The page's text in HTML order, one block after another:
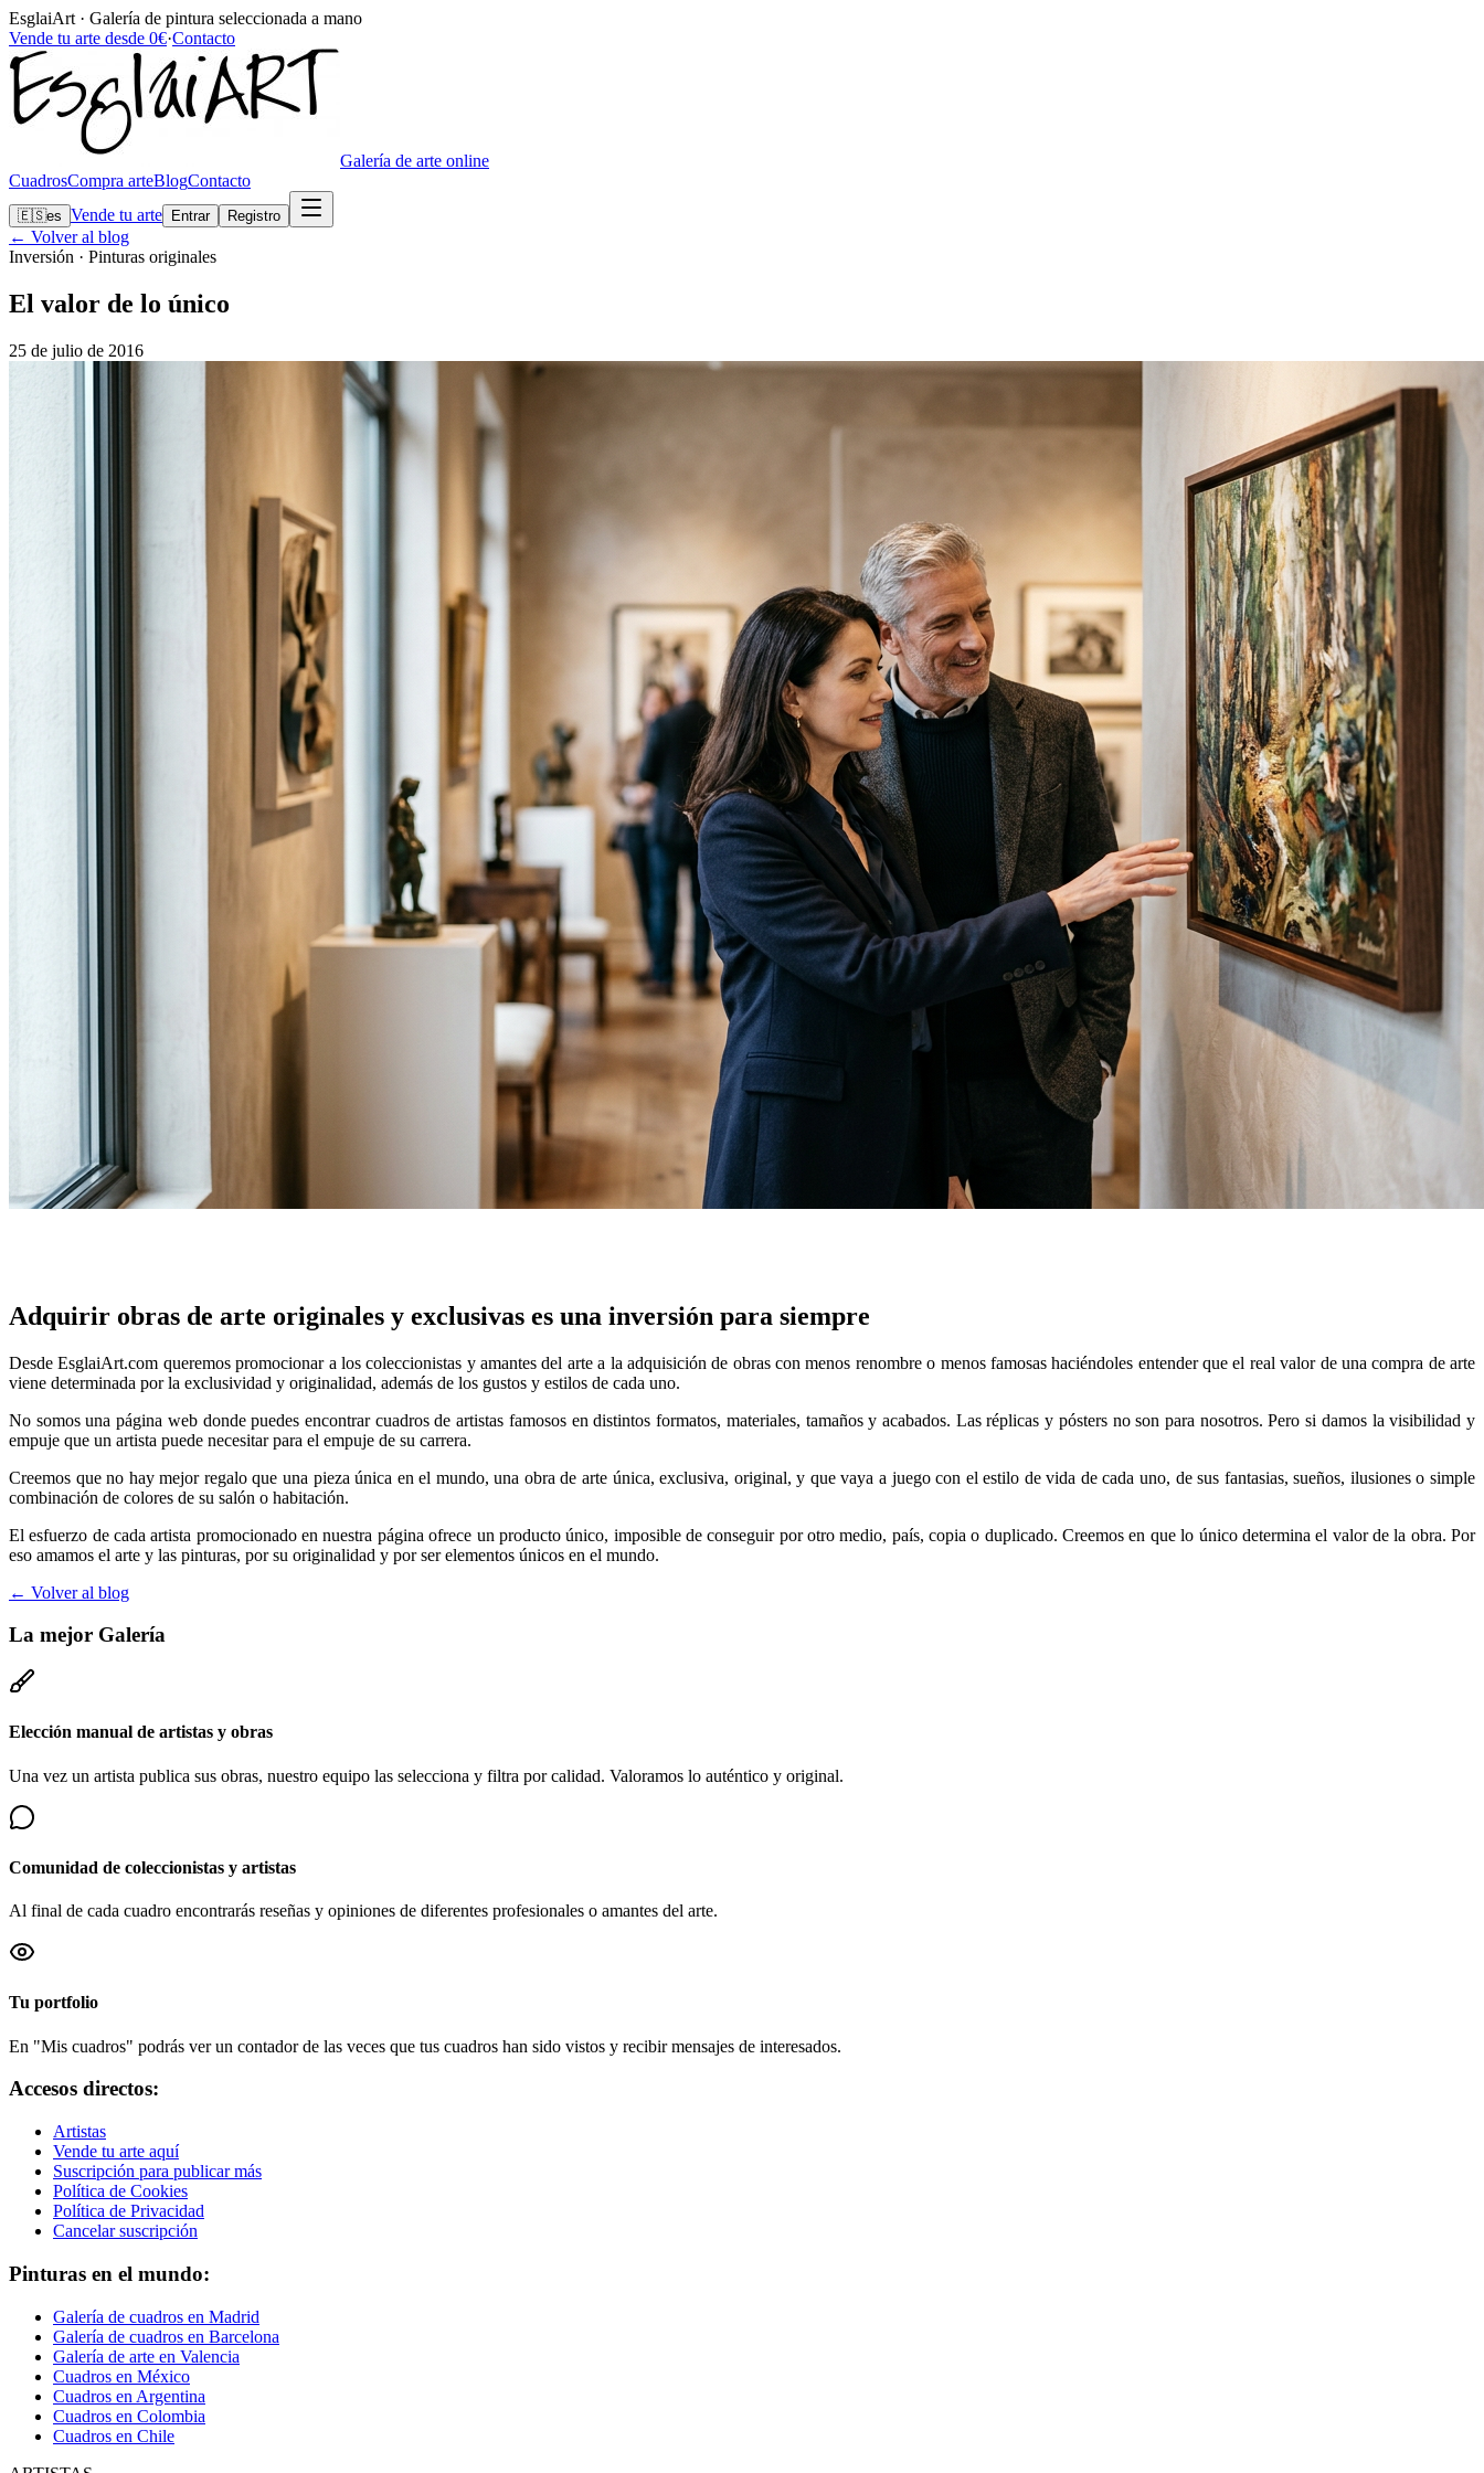
EsglaiArt · Galería de pintura seleccionada a mano
Vende tu arte desde 0€·Contacto
Galería de arte online
CuadrosCompra arteBlogContacto
🇪🇸es Vende tu arte Entrar Registro
← Volver al blog
Inversión · Pinturas originales
El valor de lo único
25 de julio de 2016
Adquirir obras de arte originales y exclusivas es una inversión para siempre
Desde EsglaiArt.com queremos promocionar a los coleccionistas y amantes del arte a la adquisición de obras con menos renombre o menos famosas haciéndoles entender que el real valor de una compra de arte
viene determinada por la exclusividad y originalidad, además de los gustos y estilos de cada uno.
No somos una página web donde puedes encontrar cuadros de artistas famosos en distintos formatos, materiales, tamaños y acabados. Las réplicas y pósters no son para nosotros. Pero si damos la visibilidad y
empuje que un artista puede necesitar para el empuje de su carrera.
Creemos que no hay mejor regalo que una pieza única en el mundo, una obra de arte única, exclusiva, original, y que vaya a juego con el estilo de vida de cada uno, de sus fantasias, sueños, ilusiones o simple
combinación de colores de su salón o habitación.
El esfuerzo de cada artista promocionado en nuestra página ofrece un producto único, imposible de conseguir por otro medio, país, copia o duplicado. Creemos en que lo único determina el valor de la obra. Por
eso amamos el arte y las pinturas, por su originalidad y por ser elementos únicos en el mundo.
← Volver al blog
La mejor Galería
Elección manual de artistas y obras
Una vez un artista publica sus obras, nuestro equipo las selecciona y filtra por calidad. Valoramos lo auténtico y original.
Comunidad de coleccionistas y artistas
Al final de cada cuadro encontrarás reseñas y opiniones de diferentes profesionales o amantes del arte.
Tu portfolio
En "Mis cuadros" podrás ver un contador de las veces que tus cuadros han sido vistos y recibir mensajes de interesados.
Accesos directos:
Artistas
Vende tu arte aquí
Suscripción para publicar más
Política de Cookies
Política de Privacidad
Cancelar suscripción
Pinturas en el mundo:
Galería de cuadros en Madrid
Galería de cuadros en Barcelona
Galería de arte en Valencia
Cuadros en México
Cuadros en Argentina
Cuadros en Colombia
Cuadros en Chile